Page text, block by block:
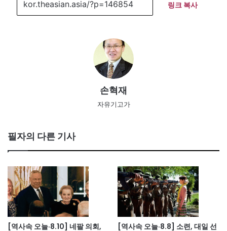
링크 복사
손혁재
자유기고가
필자의 다른 기사
[역사속 오늘·8.10] 네팔 의회,
[역사속 오늘·8.8] 소련, 대일 선